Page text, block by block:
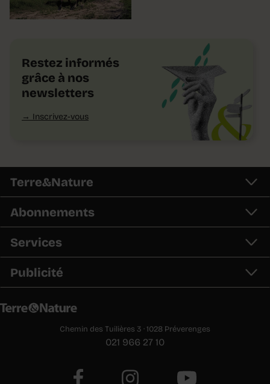
Restez informés
grâce à nos
newsletters
Inscrivez-vous
Terre&Nature
Abonnements
Services
Publicité
Chemin des Tuilières 3 · 1028 Préverenges
021 966 27 10